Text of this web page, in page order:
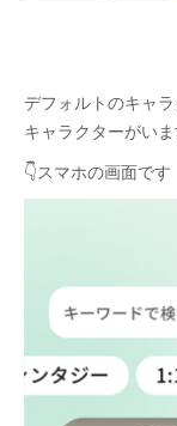
デフォルトのキャ
キャラクターがいま
👇スマホの画面です